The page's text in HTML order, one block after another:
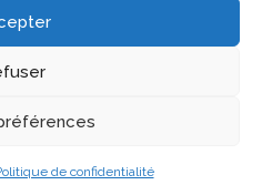
de confidentialité
- Tous droits réservés